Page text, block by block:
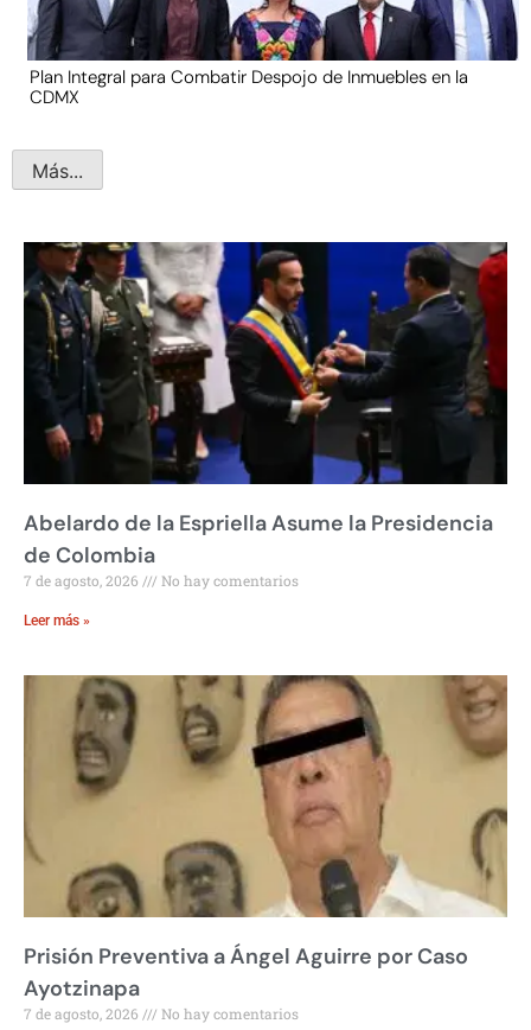
Plan Integral para Combatir Despojo de Inmuebles en la
CDMX
Más...
Abelardo de la Espriella Asume la Presidencia
de Colombia
7 de agosto, 2026 No hay comentarios
Leer más »
Prisión Preventiva a Ángel Aguirre por Caso
Ayotzinapa
7 de agosto, 2026 No hay comentarios